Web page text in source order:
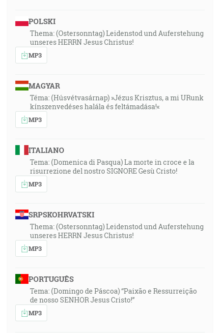
POLSKI
Thema: (Ostersonntag) Leidenstod und Auferstehung
unseres HERRN Jesus Christus!
MP3
MAGYAR
Téma: (Húsvétvasárnap) »Jézus Krisztus, a mi URunk
kínszenvedéses halála és feltámadása!«
MP3
ITALIANO
Tema: (Domenica di Pasqua) La morte in croce e la
risurrezione del nostro SIGNORE Gesù Cristo!
MP3
SRPSKOHRVATSKI
Thema: (Ostersonntag) Leidenstod und Auferstehung
unseres HERRN Jesus Christus!
MP3
PORTUGUÊS
Tema: (Domingo de Páscoa) “Paixão e Ressurreição
de nosso SENHOR Jesus Cristo!”
MP3